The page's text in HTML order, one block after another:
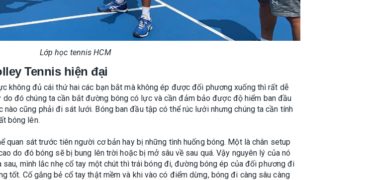
Lớp học tennis HCM
Tennis hiện đại
không đủ cái thứ hai các bạn bắt mà không ép được đối phương xuống thì rất dễ
đó chúng ta cần bắt đường bóng có lực và cần đảm bảo được độ hiểm ban đầu
nào cũng phải đi sát lưới. Bóng ban đầu tập có thể rúc lưới nhưng chúng ta cần tính
bóng lên.
quan sát trước tiên người cơ bản hay bị những tình huống bóng. Một là chân setup
do đó bóng sẽ bị bung lên trời hoặc bị mở sâu về sau quá. Vậy nguyên lý của nó
sau, mình lắc nhẹ cổ tay một chút thì trái bóng đi, đường bóng ép của đối phương đi
tốt. Cố gắng bẻ cổ tay thật mềm và khi vào có điểm dừng, bóng đi càng sâu càng